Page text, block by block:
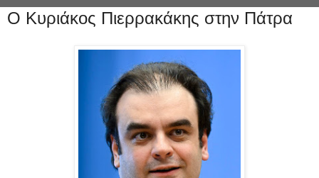
Ο Κυριάκος Πιερρακάκης στην Πάτρα